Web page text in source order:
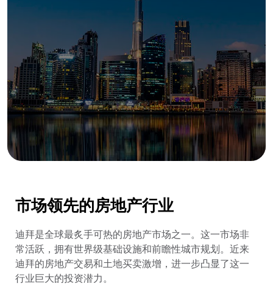
市场领先的房地产行业
迪拜是全球最炙手可热的房地产市场之一。这一市场非
常活跃，拥有世界级基础设施和前瞻性城市规划。近来
迪拜的房地产交易和土地买卖激增，进一步凸显了这一
行业巨大的投资潜力。